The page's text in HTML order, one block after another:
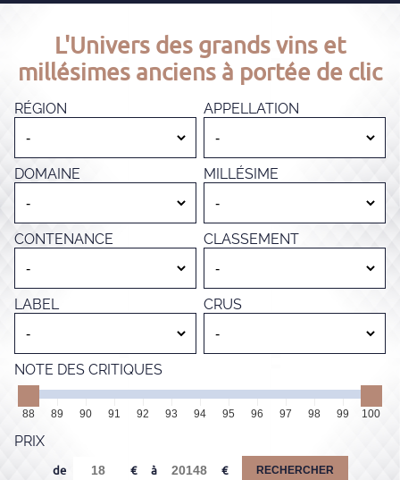
L'Univers des grands vins et
millésimes anciens à portée de clic
RÉGION APPELLATION
DOMAINE MILLÉSIME
CONTENANCE CLASSEMENT
LABEL CRUS
NOTE DES CRITIQUES
88 89 90 91 92 93 94 95 96 97 98 99 100
PRIX
de à RECHERCHER